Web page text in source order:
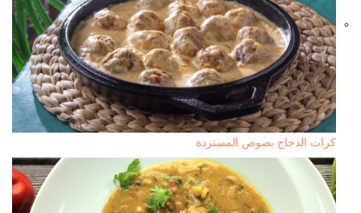
كرات الدجاج بصوص المستردة